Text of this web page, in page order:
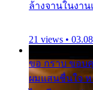
ล้างจานในงาน
21 views •
ขอ กราบ ขอบ
ผมแสนชื่นใจ ห